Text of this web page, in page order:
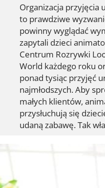
Organizacja przyjęcia
to prawdziwe
powinny wyglądać
zapytali dzieci
Centrum Rozrywki
World każdego roku
ponad tysiąc przyjęć
najmłodszych. Aby
małych klientów,
przysłuchują się
udaną zabawę. Tak